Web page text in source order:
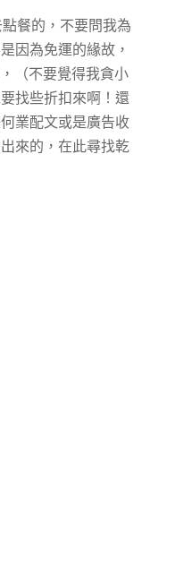
餐的，不要問我為
因為免運的緣故，
（不要覺得我貪小
找些折扣來啊！還
業配文或是廣告收
來的，在此尋找乾